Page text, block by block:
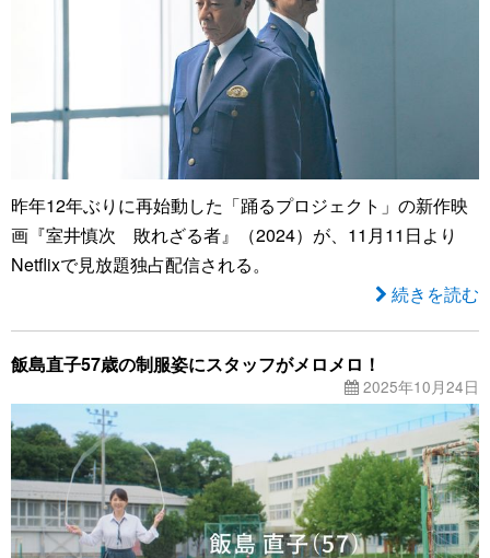
昨年12年ぶりに再始動した「踊るプロジェクト」の新作映
画『室井慎次 敗れざる者』（2024）が、11月11日より
Netflixで見放題独占配信される。
続きを読む
飯島直子57歳の制服姿にスタッフがメロメロ！
2025年10月24日